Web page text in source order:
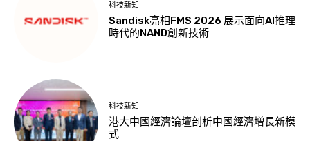
科技新知
Sandisk亮相FMS 2026 展示面向AI推理
時代的NAND創新技術
科技新知
港大中國經濟論壇剖析中國經濟增長新模
式